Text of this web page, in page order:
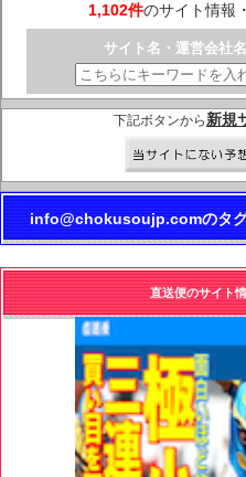
1,102件のサイト情報
サイト名・運営会社
下記ボタンから 新規
info@chokusoujp.comのタ
直送便のサイト